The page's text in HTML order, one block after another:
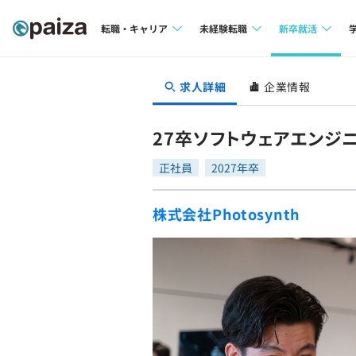
転職・キャリア
転職成功ガイド
転職エージェント
未経験転職
求人検索
転職成功ガイド
新卒就活
本選考
イベント・セ
インタビュー
求人詳細 企業情報
27卒ソフトウェアエンジ
正社員 2027年卒
株式会社Photosynth